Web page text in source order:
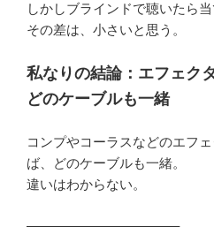
しかしブラインドで聴いたら当
その差は、小さいと思う。
私なりの結論：エフェク
どのケーブルも一緒
コンプやコーラスなどのエフ
ば、どのケーブルも一緒。
違いはわからない。
———————————–